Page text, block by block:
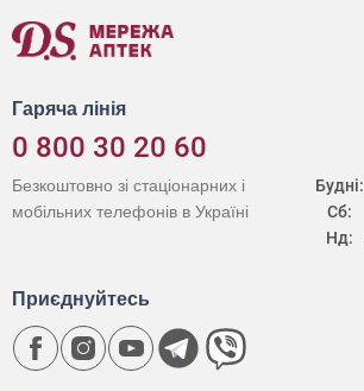
Гаряча лінія
0 800 30 20 60
Будні:
Сб:
Нд:
Безкоштовно зі стаціонарних і
мобільних телефонів в Україні
Приєднуйтесь